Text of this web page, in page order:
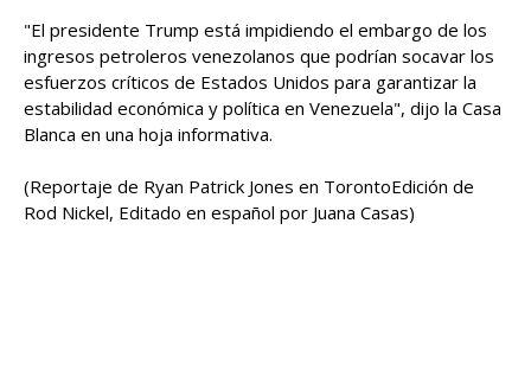
"El ​presidente Trump está ‌impidiendo el embargo de los
ingresos petroleros venezolanos que podrían socavar los
esfuerzos críticos de Estados Unidos ⁠para garantizar ​la
estabilidad económica ​y política en Venezuela", dijo la Casa
‍Blanca en ⁠una hoja informativa.
(Reportaje de Ryan Patrick Jones ⁠en TorontoEdición de
Rod Nickel, ‌Editado en español por ‌Juana Casas)